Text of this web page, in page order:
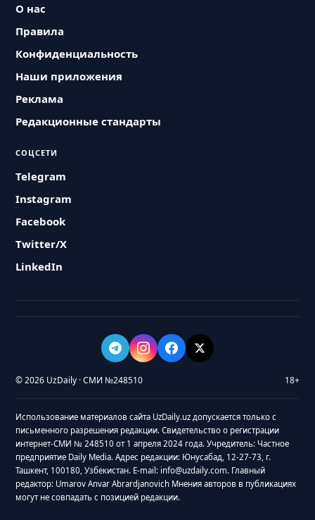
О нас
Правила
Конфиденциальность
Наши приложения
Реклама
Редакционные стандарты
СОЦСЕТИ
Telegram
Instagram
Facebook
Twitter/X
LinkedIn
© 2026 UzDaily · СМИ №248510 18+
Использование материалов сайта UzDaily.uz допускается только с
письменного разрешения редакции. Свидетельство о регистрации
интернет-СМИ № 248510 от 1 апреля 2024 года. Учредитель: Частное
предприятие Daily Media. Адрес редакции: Юнусабад, 12-27-73, г.
Ташкент, 100180, Узбекистан. E-mail: info@uzdaily.com. Главный
редактор: Umarov Anvar Abrardjanovich Мнения авторов в публикациях
могут не совпадать с позицией редакции.